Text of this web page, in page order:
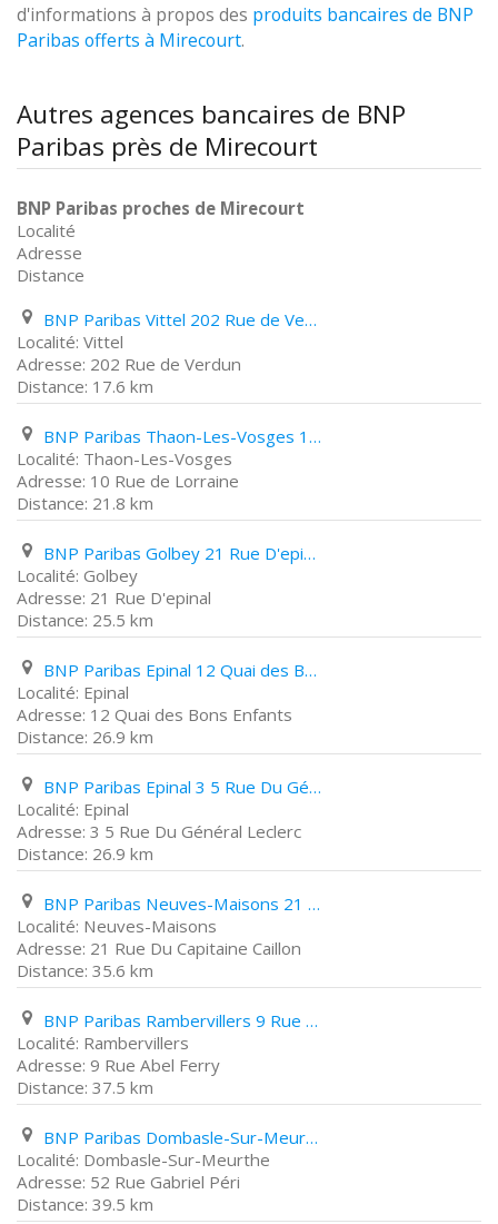
d'informations à propos des produits bancaires de BNP
Paribas offerts à Mirecourt.
Autres agences bancaires de BNP
Paribas près de Mirecourt
BNP Paribas proches de Mirecourt
Localité
Adresse
Distance
BNP Paribas Vittel 202 Rue de Verdun
Vittel
202 Rue de Verdun
17.6 km
BNP Paribas Thaon-Les-Vosges 10 Rue de Lorraine
Thaon-Les-Vosges
10 Rue de Lorraine
21.8 km
BNP Paribas Golbey 21 Rue D'epinal
Golbey
21 Rue D'epinal
25.5 km
BNP Paribas Epinal 12 Quai des Bons Enfants
Epinal
12 Quai des Bons Enfants
26.9 km
BNP Paribas Epinal 3 5 Rue Du Général Leclerc
Epinal
3 5 Rue Du Général Leclerc
26.9 km
BNP Paribas Neuves-Maisons 21 Rue Du Capitaine Caillon
Neuves-Maisons
21 Rue Du Capitaine Caillon
35.6 km
BNP Paribas Rambervillers 9 Rue Abel Ferry
Rambervillers
9 Rue Abel Ferry
37.5 km
BNP Paribas Dombasle-Sur-Meurthe 52 Rue Gabriel Péri
Dombasle-Sur-Meurthe
52 Rue Gabriel Péri
39.5 km